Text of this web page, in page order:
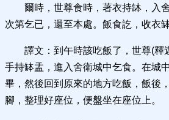
爾時，世尊食時，著衣持缽，入
次第乞已，還至本處。飯食訖，收衣
譯文：到午時該吃飯了，世尊(釋
手持缽盂，進入舍衛城中乞食。在城
畢，然後回到原來的地方吃飯，飯後
腳，整理好座位，便盤坐在座位上。